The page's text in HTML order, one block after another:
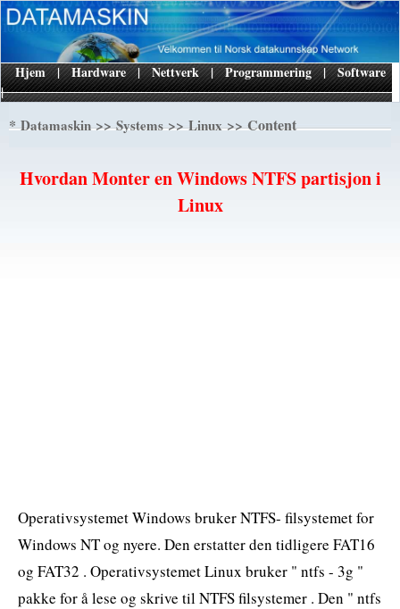
|
Hjem | Hardware | Nettverk | Programmering | Software
*Datamaskin>>Systems>>Linux>> Content
Hvordan Monter en Windows NTFS partisjon i
Linux
Operativsystemet Windows bruker NTFS- filsystemet for
Windows NT og nyere. Den erstatter den tidligere FAT16
og FAT32 . Operativsystemet Linux bruker " ntfs - 3g "
pakke for å lese og skrive til NTFS filsystemer . Den " ntfs